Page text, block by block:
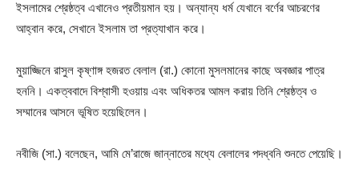
ইসলামের শ্রেষ্ঠত্ব এখানেও প্রতীয়মান হয়। অন্যান্য ধর্ম যেখানে বর্ণের আচরণের
আহ্বান করে, সেখানে ইসলাম তা প্রত্যাখান করে।
মুয়াজ্জিনে রাসুল কৃষ্ণাঙ্গ হজরত বেলাল (রা.) কোনো মুসলমানের কাছে অবজ্ঞার পাত্র
হননি। একত্ববাদে বিশ্বাসী হওয়ায় এবং অধিকতর আমল করায় তিনি শ্রেষ্ঠত্ব ও
সম্মানের আসনে ভূষিত হয়েছিলেন।
নবীজি (সা.) বলেছেন, আমি মে’রাজে জান্নাতের মধ্যে বেলালের পদধ্বনি শুনতে পেয়েছি।